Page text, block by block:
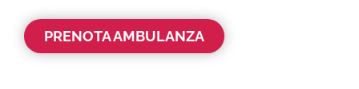
PRENOTA AMBULANZA